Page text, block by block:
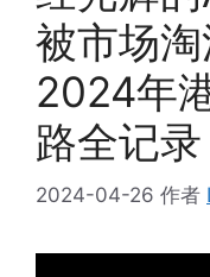
被市场
2024年
路全记录
2024-04-26 作者